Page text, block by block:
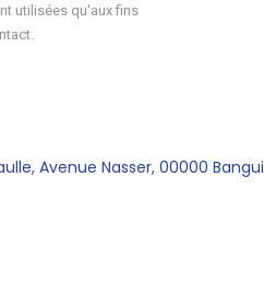
utilisées qu'aux fins
Avenue Nasser, 00000 Bangui